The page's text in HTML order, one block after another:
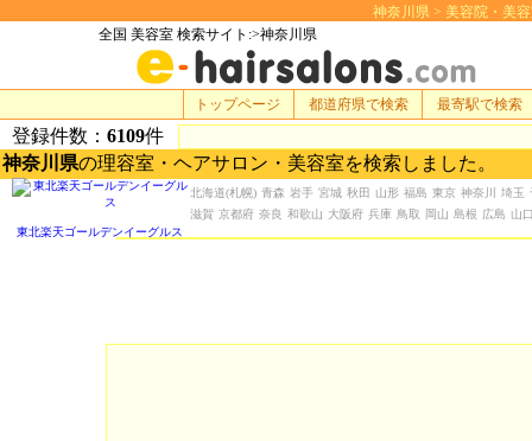
神奈川県 > 美容院・美
全国 美容室 検索サイト:>神奈川県
登録件数： 6109件
神奈川県の理容室・ヘアサロン・美容室を検索しました。
北海道(札幌) 青森 岩手 宮城 秋田 山形 福島 東京 神奈川 埼玉
滋賀 京都府 奈良 和歌山 大阪府 兵庫 鳥取 岡山 島根 広島 山
トップページ 都道府県で検索 最寄駅で検索
東北楽天ゴールデンイーグルス